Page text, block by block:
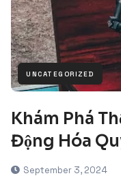
UNCATEGORIZED
Khám Phá
Động Hóa
September 3, 2024